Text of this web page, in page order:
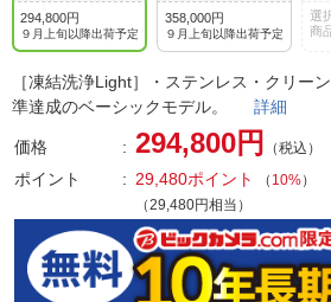
294,800円
９月上旬以降出荷予定
358,000円
９月上旬以降出荷予定
選
商
［凍結洗浄Light］・ステンレス・クリー
準達成のベーシックモデル。 詳細
価格 294,800円 （税込）
ポイント 29,480ポイント （ 10%）
（29,480円相当）